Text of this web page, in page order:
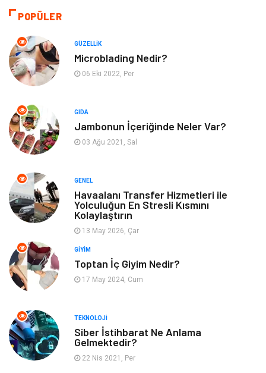
Sağlıklı Yaşam
Yeme İçme
Organizasyon
Moda
Emlak Spor
Genel Kültür Tatil
İnternet
Gayrimenkul
Astroloji Müzik
Ev İşleri
Sigorta
POPÜLER
GÜZELLIK
Microblading Nedir?
06 Eki 2022, Per
GIDA
Jambonun İçeriğinde Neler Var?
03 Ağu 2021, Sal
GENEL
Havaalanı Transfer Hizmetleri ile
Yolculuğun En Stresli Kısmını
Kolaylaştırın
13 May 2026, Çar
GIYIM
Toptan İç Giyim Nedir?
17 May 2024, Cum
TEKNOLOJI
Siber İstihbarat Ne Anlama
Gelmektedir?
22 Nis 2021, Per